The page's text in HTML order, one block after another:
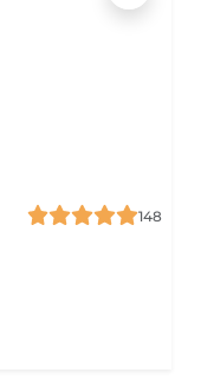
148